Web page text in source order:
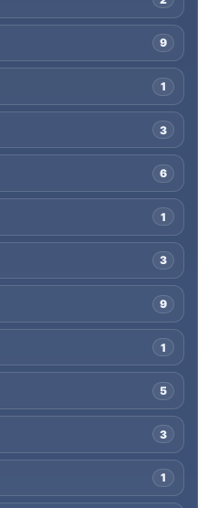
9
1
3
6
1
3
9
1
5
3
1